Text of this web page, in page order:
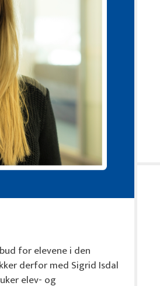
for elevene i den
derfor med Sigrid Isdal
elev- og